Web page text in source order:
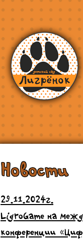
Новости
29.11.2024г.
LigroGame на
конференции